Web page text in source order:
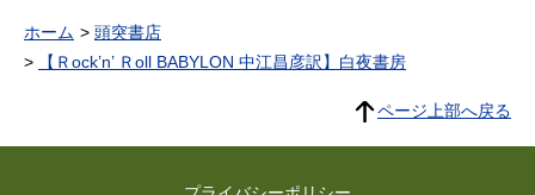
ホーム
頭突書店
【Ｒock’n’ Ｒoll BABYLON 中江昌彦訳】白夜書房
ページ上部へ戻る